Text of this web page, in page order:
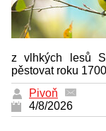
z vlhkých lesů
pěstovat roku
Pivoň
4/8/2026